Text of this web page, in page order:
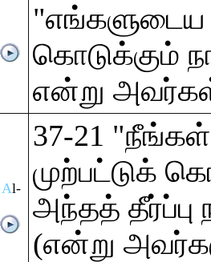
"எங்களுடைய
கொடுக்கும்
என்று
Al-
37-21
முற்பட்டுக்
அந்தத்
(என்று